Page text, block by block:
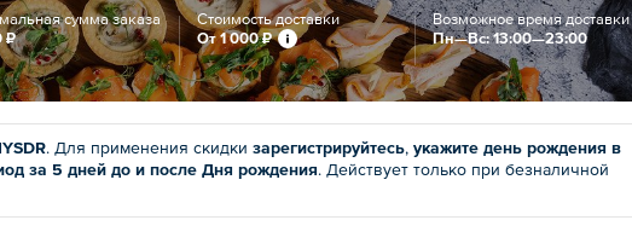
сумма заказа
₽
Стоимость доставки
От1 000 ₽
Возможное время доставки
Пн—Вс: 13:00—23:00
. Для применения скидки зарегистрируйтесь, укажите день рождения в
за 5 дней до и после Дня рождения. Действует только при безналичной